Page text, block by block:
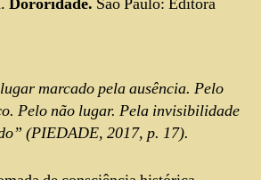
Dororidade. São Paulo: Editora
marcado pela ausência. Pelo
Pelo não lugar. Pela invisibilidade
(PIEDADE, 2017, p. 17).